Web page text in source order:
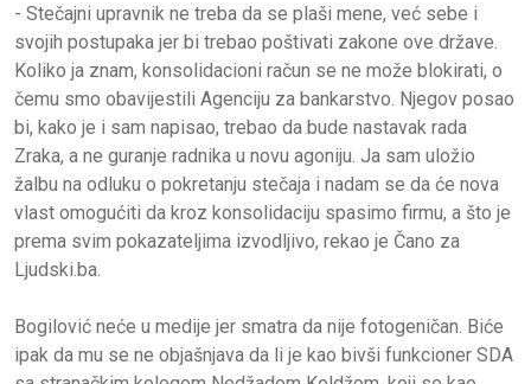
- Stečajni upravnik ne treba da se plaši mene, već sebe i
svojih postupaka jer bi trebao poštivati zakone ove države.
Koliko ja znam, konsolidacioni račun se ne može blokirati, o
čemu smo obavijestili Agenciju za bankarstvo. Njegov posao
bi, kako je i sam napisao, trebao da bude nastavak rada
Zraka, a ne guranje radnika u novu agoniju. Ja sam uložio
žalbu na odluku o pokretanju stečaja i nadam se da će nova
vlast omogućiti da kroz konsolidaciju spasimo firmu, a što je
prema svim pokazateljima izvodljivo, rekao je Čano za
Ljudski.ba.
Bogilović neće u medije jer smatra da nije fotogeničan. Biće
ipak da mu se ne objašnjava da li je kao bivši funkcioner SDA